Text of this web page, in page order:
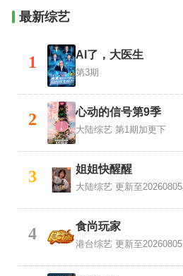
最新综艺
1 AI了，大医生
第3期
2 心动的信号第9季
大陆综艺 第1期加更下
3 姐姐快醒醒
大陆综艺 更新至20260805
4 食尚玩家
港台综艺 更新至20260805